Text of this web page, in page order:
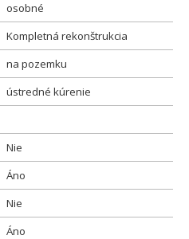
osobné
Kompletná rekonštrukcia
na pozemku
ústredné kúrenie
Nie
Áno
Nie
Áno